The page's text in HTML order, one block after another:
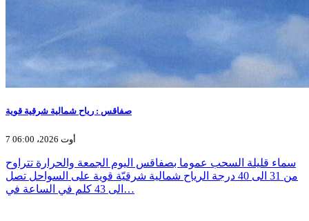
صفاقس : رياح شمالية شرقية قوية
7 أوت 2026، 06:00
سماء قليلة السحب عموما بصفاقس اليوم الجمعة والحرارة تتراوح
من 31 الى 40 درجة الرياح شمالية شرقيّة قوية على السواحل تصل
الى 43 كلم في الساعة في…